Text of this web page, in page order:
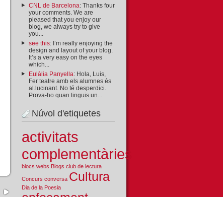
CNL de Barcelona: Thanks four
your comments. We are
pleased that you enjoy our
blog, we always try to give
you...
see this: I’m really enjoying the
design and layout of your blog.
It’s a very easy on the eyes
which...
Eulàlia Panyella: Hola, Luis,
Fer teatre amb els alumnes és
al.lucinant. No té desperdici.
Prova-ho quan tinguis un...
Núvol d'etiquetes
activitats
complementàries
blocs webs Blogs club de lectura
Concurs conversa Cultura
Dia de la Poesia